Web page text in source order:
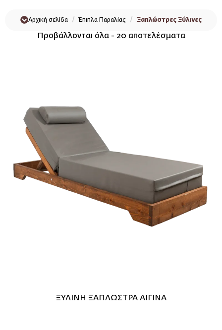
Αρχική σελίδα Έπιπλα Παραλίας Ξαπλώστρες Ξύλινες
Προβάλλονται όλα - 20 αποτελέσματα
ΞΥΛΙΝΗ ΞΑΠΛΩΣΤΡΑ ΑΙΓΙΝΑ